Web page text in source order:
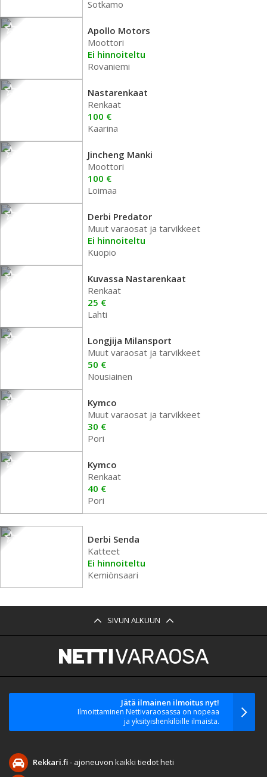
Sotkamo
Apollo Motors
Moottori
Ei hinnoiteltu
Rovaniemi
Nastarenkaat
Renkaat
100 €
Kaarina
Jincheng Manki
Moottori
100 €
Loimaa
Derbi Predator
Muut varaosat ja tarvikkeet
Ei hinnoiteltu
Kuopio
Kuvassa Nastarenkaat
Renkaat
25 €
Lahti
Longjija Milansport
Muut varaosat ja tarvikkeet
50 €
Nousiainen
Kymco
Muut varaosat ja tarvikkeet
30 €
Pori
Kymco
Renkaat
40 €
Pori
Derbi Senda
Katteet
Ei hinnoiteltu
Kemiönsaari
SIVUN ALKUUN
Jätä ilmainen ilmoitus nyt!
Ilmoittaminen Nettivaraosassa on nopeaa
ja yksityishenkilöille ilmaista.
Rekkari.fi- ajoneuvon kaikki tiedot heti